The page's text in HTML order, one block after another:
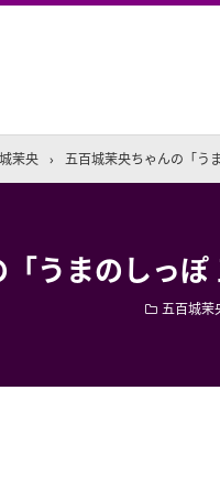
茉央 › 五百城茉央ちゃんの「う
うまのしっぽ
五百城茉